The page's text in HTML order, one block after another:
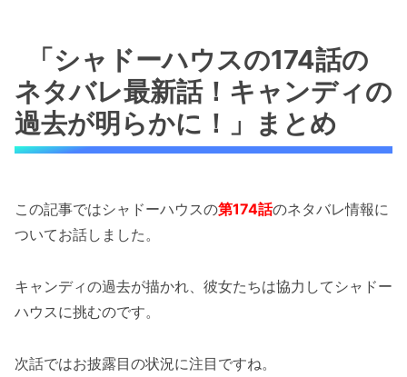
「シャドーハウスの174話の
ネタバレ最新話！キャンディの
過去が明らかに！」まとめ
この記事ではシャドーハウスの第174話のネタバレ情報に
ついてお話しました。
キャンディの過去が描かれ、彼女たちは協力してシャドー
ハウスに挑むのです。
次話ではお披露目の状況に注目ですね。